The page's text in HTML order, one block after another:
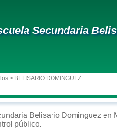
Secundaria
> BELISARIO DOMINGUEZ
Belisario Dominguez en
público.